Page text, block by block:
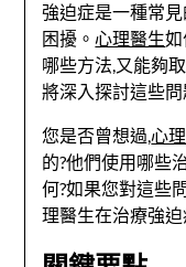
強迫症是一種常
困擾。心理醫生
哪些方法,又能夠
將深入探討這些問
您是否曾想過,心
的?他們使用哪些
何?如果您對這些
理醫生在治療強